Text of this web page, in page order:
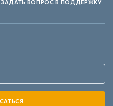
ЗАДАТЬ ВОПРОС В ПОДДЕРЖКУ